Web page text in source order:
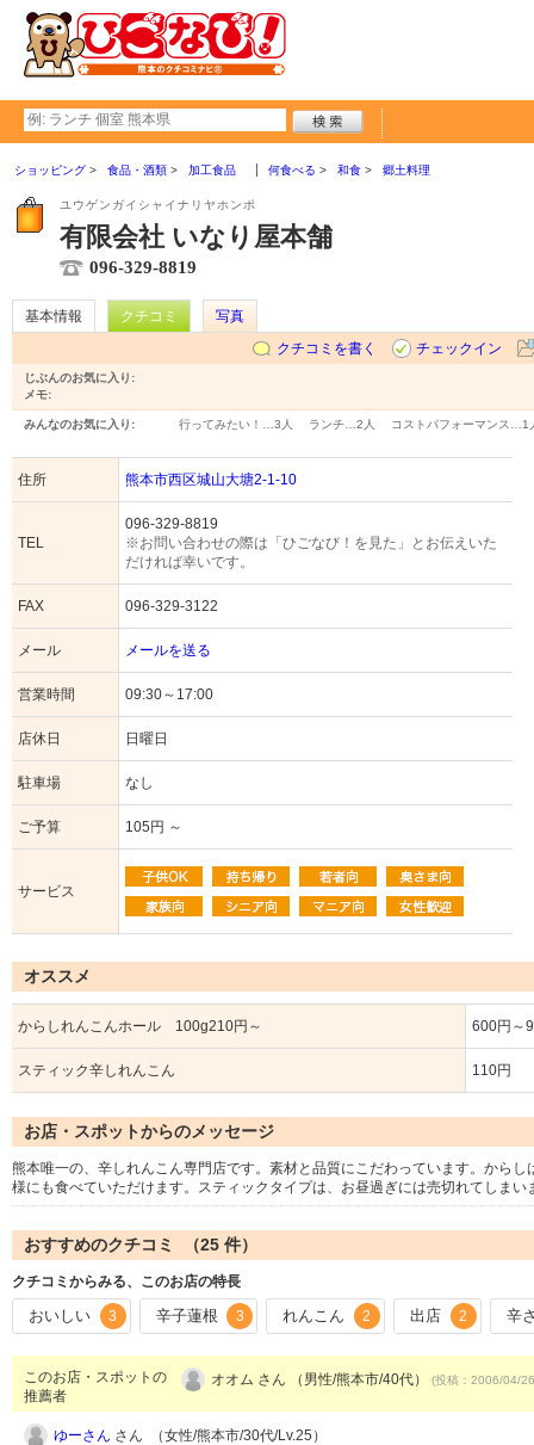
ショッピング 食品・酒類 加工食品 何食べる 和食 郷土料理
ユウゲンガイシャイナリヤホンポ
有限会社 いなり屋本舗
096-329-8819
基本情報 クチコミ
写真
クチコミを書く
チェックイン
じぶんのお気に入り:
メモ:
みんなのお気に入り: 行ってみたい！… 3人 ランチ… 2人 コストパフォーマンス… 1
住所 熊本市西区城山大塘2-1-10
TEL
096-329-8819
※お問い合わせの際は「ひごなび！を見た」とお伝えいた
だければ幸いです。
FAX 096-329-3122
メール メールを送る
営業時間 09:30～17:00
店休日 日曜日
駐車場 なし
ご予算 105円 ～
サービス
オススメ
からしれんこんホール 100g210円～ 600円～
スティック辛しれんこん 110円
お店・スポットからのメッセージ
熊本唯一の、辛しれんこん専門店です。素材と品質にこだわっています。から
様にも食べていただけます。スティックタイプは、お昼過ぎには売切れてしまい
おすすめのクチコミ （25 件）
クチコミからみる、このお店の特長
おいしい 3 辛子蓮根 3 れんこん 2 出店 2 辛
このお店・スポットの
推薦者
オオム さん （男性/熊本市/40代） (投稿：2006/04/
ゆーさん さん （女性/熊本市/30代/Lv.25）